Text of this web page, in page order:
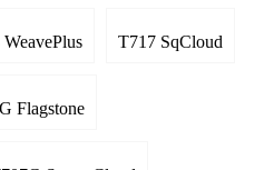
T717 SqCloud
Flagstone